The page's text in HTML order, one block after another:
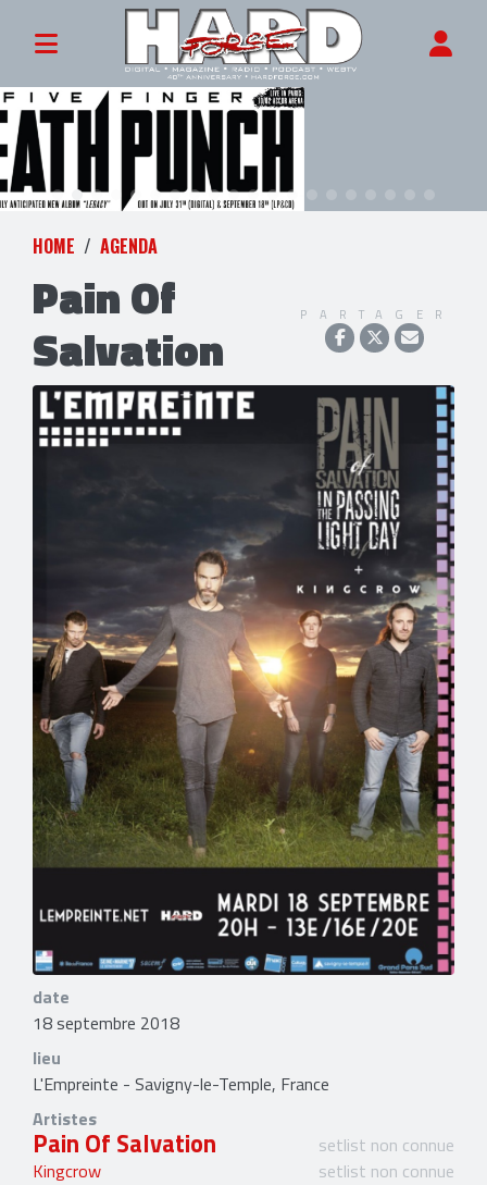
HOME AGENDA
Pain Of
Salvation
PARTAGER
date
18 septembre 2018
lieu
L'Empreinte - Savigny-le-Temple, France
Artistes
Pain Of Salvation
setlist non connue
Kingcrow
setlist non connue